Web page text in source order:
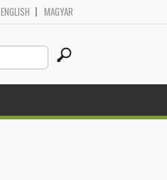
ENGLISH MAGYAR
Search
this
site